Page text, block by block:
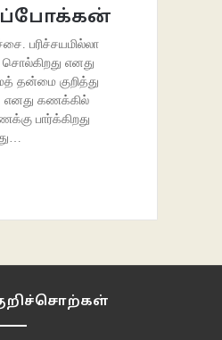
பரிச்சயமில்லா
சொல்கிறது எனது
தன்மை குறித்து
எனது கணக்கில்
பார்க்கிறது